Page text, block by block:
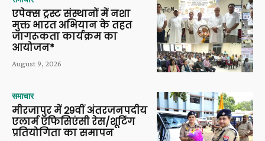
एपेक्स ट्रस्ट संस्थानों में नशा
मुक्त भारत अभियान के तहत
जागरूकता कार्यक्रम का
आयोजन*
August 9, 2026
समाचार
मीरजापुर में 29वीं अंतरजनपदीय
एलार्म एफिसिएंसी रेस/शूटिंग
प्रतियोगिता का समापन